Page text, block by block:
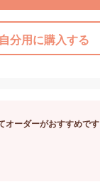
自分用に購入する
ーダーがおすすめです